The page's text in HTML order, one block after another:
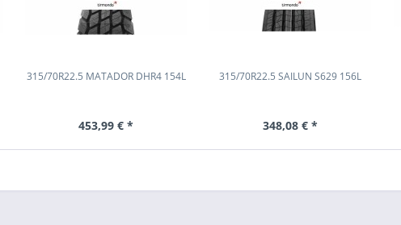
315/70R22.5 MATADOR DHR4 154L
453,99 € *
315/70R22.5 SAILUN S629 156L
348,08 € *